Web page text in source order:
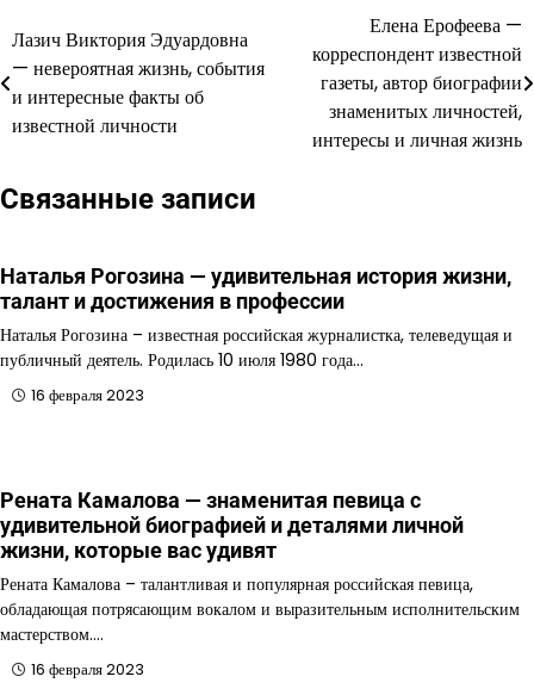
Навигация
по
записям
Лазич Виктория Эдуардовна
— невероятная жизнь, события
и интересные факты об
известной личности
Елена Ерофеева —
корреспондент известной
газеты, автор биографии
знаменитых личностей,
интересы и личная жизнь
Связанные записи
Наталья Рогозина — удивительная история жизни,
талант и достижения в профессии
Наталья Рогозина – известная российская журналистка, телеведущая и
публичный деятель. Родилась 10 июля 1980 года…
16 февраля 2023
Рената Камалова — знаменитая певица с
удивительной биографией и деталями личной
жизни, которые вас удивят
Рената Камалова – талантливая и популярная российская певица,
обладающая потрясающим вокалом и выразительным исполнительским
мастерством.…
16 февраля 2023